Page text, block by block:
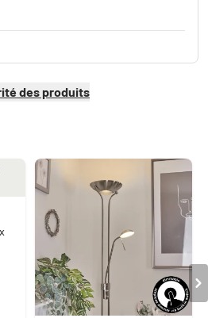
des produits